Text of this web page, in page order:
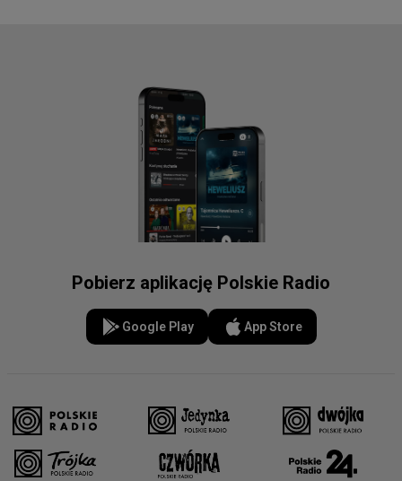
Pobierz aplikację Polskie Radio
Google Play App Store